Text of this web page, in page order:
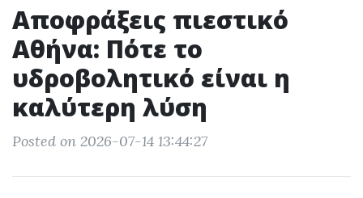
Αποφράξεις πιεστικό
Αθήνα: Πότε το
υδροβολητικό είναι η
καλύτερη λύση
Posted on 2026-07-14 13:44:27